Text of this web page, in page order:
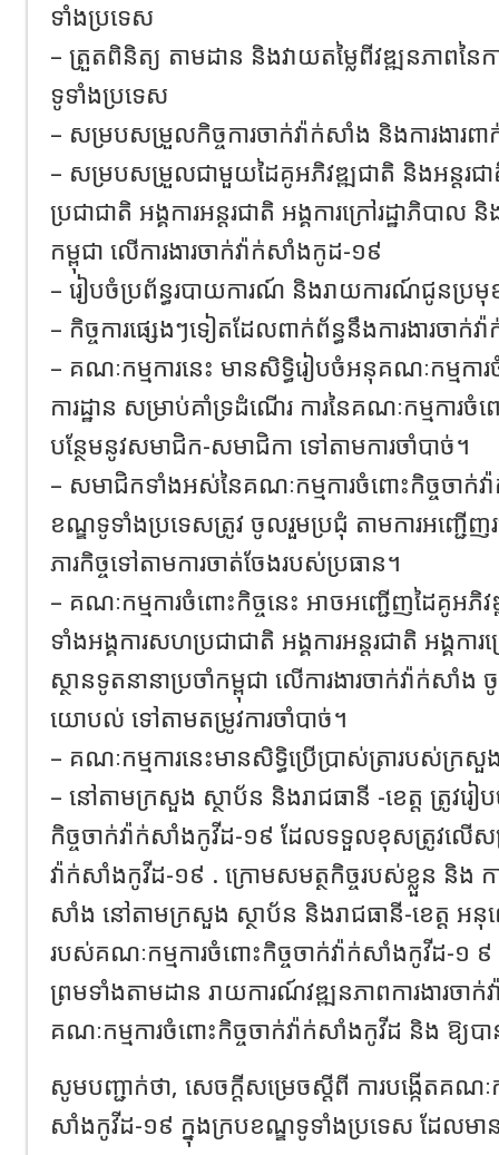
ទាំងប្រទេស
– ត្រួតពិនិត្យ តាមដាន និងវាយតម្លៃពីវឌ្ឍនភាពនៃ
ទូទាំងប្រទេស
– សម្របសម្រួលកិច្ចការចាក់វ៉ាក់សាំង និងការងារពា
– សម្របសម្រួលជាមួយដៃគូអភិវឌ្ឍជាតិ និងអន្តរជ
ប្រជាជាតិ អង្គការអន្តរជាតិ អង្គការក្រៅរដ្ឋាភិបាល
កម្ពុជា លើការងារចាក់វ៉ាក់សាំងកូដ-១៩
– រៀបចំប្រព័ន្ធរបាយការណ៍ និងរាយការណ៍ជូនប្រមុខ
– កិច្ចការផ្សេងៗទៀតដែលពាក់ព័ន្ធនឹងការងារចា
– គណៈកម្មការនេះ មានសិទ្ធិរៀបចំអនុគណៈកម្មកា
ការដ្ឋាន សម្រាប់គាំទ្រដំណើរ ការនៃគណៈកម្មការចំ
បន្ថែមនូវសមាជិក-សមាជិកា ទៅតាមការចាំបាច់។
– សមាជិកទាំងអស់នៃគណៈកម្មការចំពោះកិច្ចចាក់វ៉
ខណ្ឌទូទាំងប្រទេសត្រូវ ចូលរួមប្រជុំ តាមការអញ្ជើញ
ភារកិច្ចទៅតាមការចាត់ចែងរបស់ប្រធាន។
– គណៈកម្មការចំពោះកិច្ចនេះ អាចអញ្ជើញដៃគូអភិវ
ទាំងអង្គការសហប្រជាជាតិ អង្គការអន្តរជាតិ អង្គកា
ស្ថានទូតនានាប្រចាំកម្ពុជា លើការងារចាក់វ៉ាក់សាំ
យោបល់ ទៅតាមតម្រូវការចាំបាច់។
– គណៈកម្មការនេះមានសិទ្ធិប្រើប្រាស់ត្រារបស់ក្
– នៅតាមក្រសួង ស្ថាប័ន និងរាជធានី -ខេត្ត ត្រូវរ
កិច្ចចាក់វ៉ាក់សាំងកូវីដ-១៩ ដែលទទួលខុសត្រូវលើសម្
វ៉ាក់សាំងកូវីដ-១៩ . ក្រោមសមត្ថកិច្ចរបស់ខ្លួន និង ការ
សាំង នៅតាមក្រសួង ស្ថាប័ន និងរាជធានី-ខេត្ត អ
របស់គណៈកម្មការចំពោះកិច្ចចាក់វ៉ាក់សាំងកូវីដ-១
ព្រមទាំងតាមដាន រាយការណ៍វឌ្ឍនភាពការងារចាក់
គណៈកម្មការចំពោះកិច្ចចាក់វ៉ាក់សាំងកូវីដ និង ឱ្យប
សូមបញ្ជាក់ថា, សេចក្តីសម្រេចស្តីពី ការបង្កើតគណៈក
សាំងកូវីដ-១៩ ក្នុងក្របខណ្ឌទូទាំងប្រទេស ដែលម